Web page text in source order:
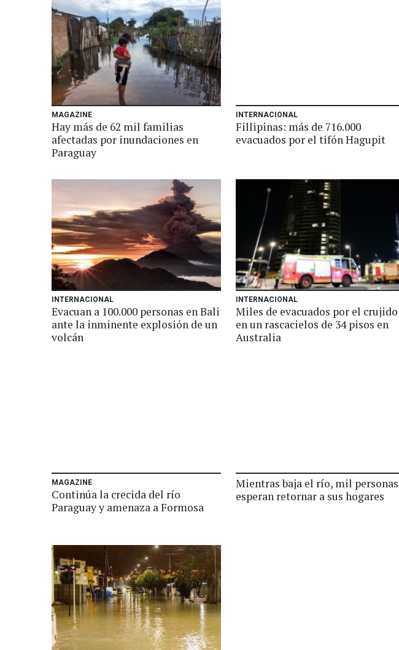
MAGAZINE
Hay más de 62 mil familias
afectadas por inundaciones en
Paraguay
INTERNACIONAL
Fillipinas: más de 716.000
evacuados por el tifón Hagupit
INTERNACIONAL
Evacuan a 100.000 personas en Bali
ante la inminente explosión de un
volcán
INTERNACIONAL
Miles de evacuados por el crujido
en un rascacielos de 34 pisos en
Australia
MAGAZINE
Continúa la crecida del río
Paraguay y amenaza a Formosa
Mientras baja el río, mil personas
esperan retornar a sus hogares